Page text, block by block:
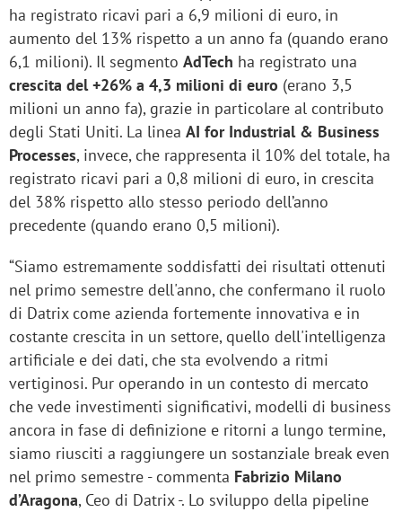
ha registrato ricavi pari a 6,9 milioni di euro, in
aumento del 13% rispetto a un anno fa (quando erano
6,1 milioni). Il segmento AdTech ha registrato una
crescita del +26% a 4,3 milioni di euro (erano 3,5
milioni un anno fa), grazie in particolare al contributo
degli Stati Uniti. La linea AI for Industrial & Business
Processes, invece, che rappresenta il 10% del totale, ha
registrato ricavi pari a 0,8 milioni di euro, in crescita
del 38% rispetto allo stesso periodo dell’anno
precedente (quando erano 0,5 milioni).
“Siamo estremamente soddisfatti dei risultati ottenuti
nel primo semestre dell'anno, che confermano il ruolo
di Datrix come azienda fortemente innovativa e in
costante crescita in un settore, quello dell'intelligenza
artificiale e dei dati, che sta evolvendo a ritmi
vertiginosi. Pur operando in un contesto di mercato
che vede investimenti significativi, modelli di business
ancora in fase di definizione e ritorni a lungo termine,
siamo riusciti a raggiungere un sostanziale break even
nel primo semestre - commenta Fabrizio Milano
d’Aragona, Ceo di Datrix -. Lo sviluppo della pipeline